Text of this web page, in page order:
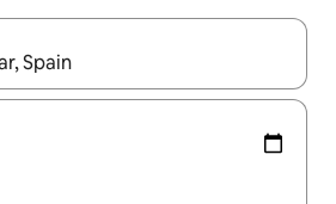
kan du navigera med upp- och